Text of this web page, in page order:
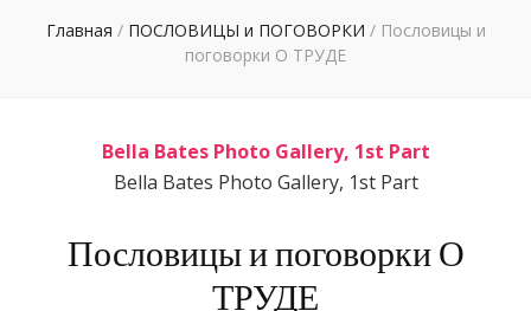
Главная / ПОСЛОВИЦЫ и ПОГОВОРКИ / Пословицы и
поговорки О ТРУДЕ
Bella Bates Photo Gallery, 1st Part
Bella Bates Photo Gallery, 1st Part
Пословицы и поговорки О